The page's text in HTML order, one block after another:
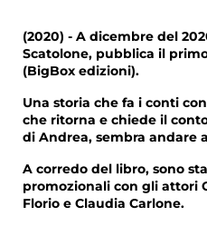
(2020) - A dicembre del
Scatolone, pubblica il
(BigBox edizioni).
Una storia che fa i conti
che ritorna e chiede il
di Andrea, sembra andare
A corredo del libro, sono
promozionali con gli attori
Florio e Claudia Carlone.